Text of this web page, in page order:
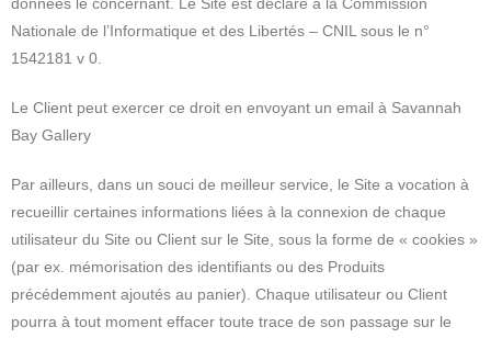
Nationale de l’Informatique et des Libertés – CNIL sous le n°
1542181 v 0.
Le Client peut exercer ce droit en envoyant un email à Savannah
Bay Gallery
Par ailleurs, dans un souci de meilleur service, le Site a vocation à
recueillir certaines informations liées à la connexion de chaque
utilisateur du Site ou Client sur le Site, sous la forme de « cookies »
(par ex. mémorisation des identifiants ou des Produits
précédemment ajoutés au panier). Chaque utilisateur ou Client
pourra à tout moment effacer toute trace de son passage sur le